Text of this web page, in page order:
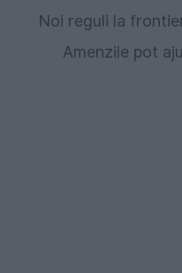
Noi reguli la
Amenzile pot